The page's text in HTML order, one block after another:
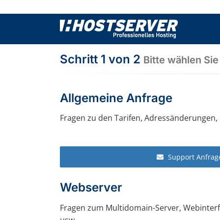
Schritt 1 von 2 Bitte wählen
Allgemeine Anfrage
Fragen zu den Tarifen,
Support
Webserver
Fragen zum Multidomain-Server,